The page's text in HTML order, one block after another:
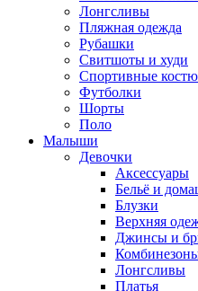
Лонгсливы
Пляжная одежда
Рубашки
Свитшоты и худи
Спортивные
Футболки
Шорты
Поло
Малыши
Девочки
Аксессуары
Бельё и
Блузки
Верхняя
Джинсы и
Лонгсливы
Платья